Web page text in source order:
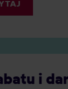
jest
i